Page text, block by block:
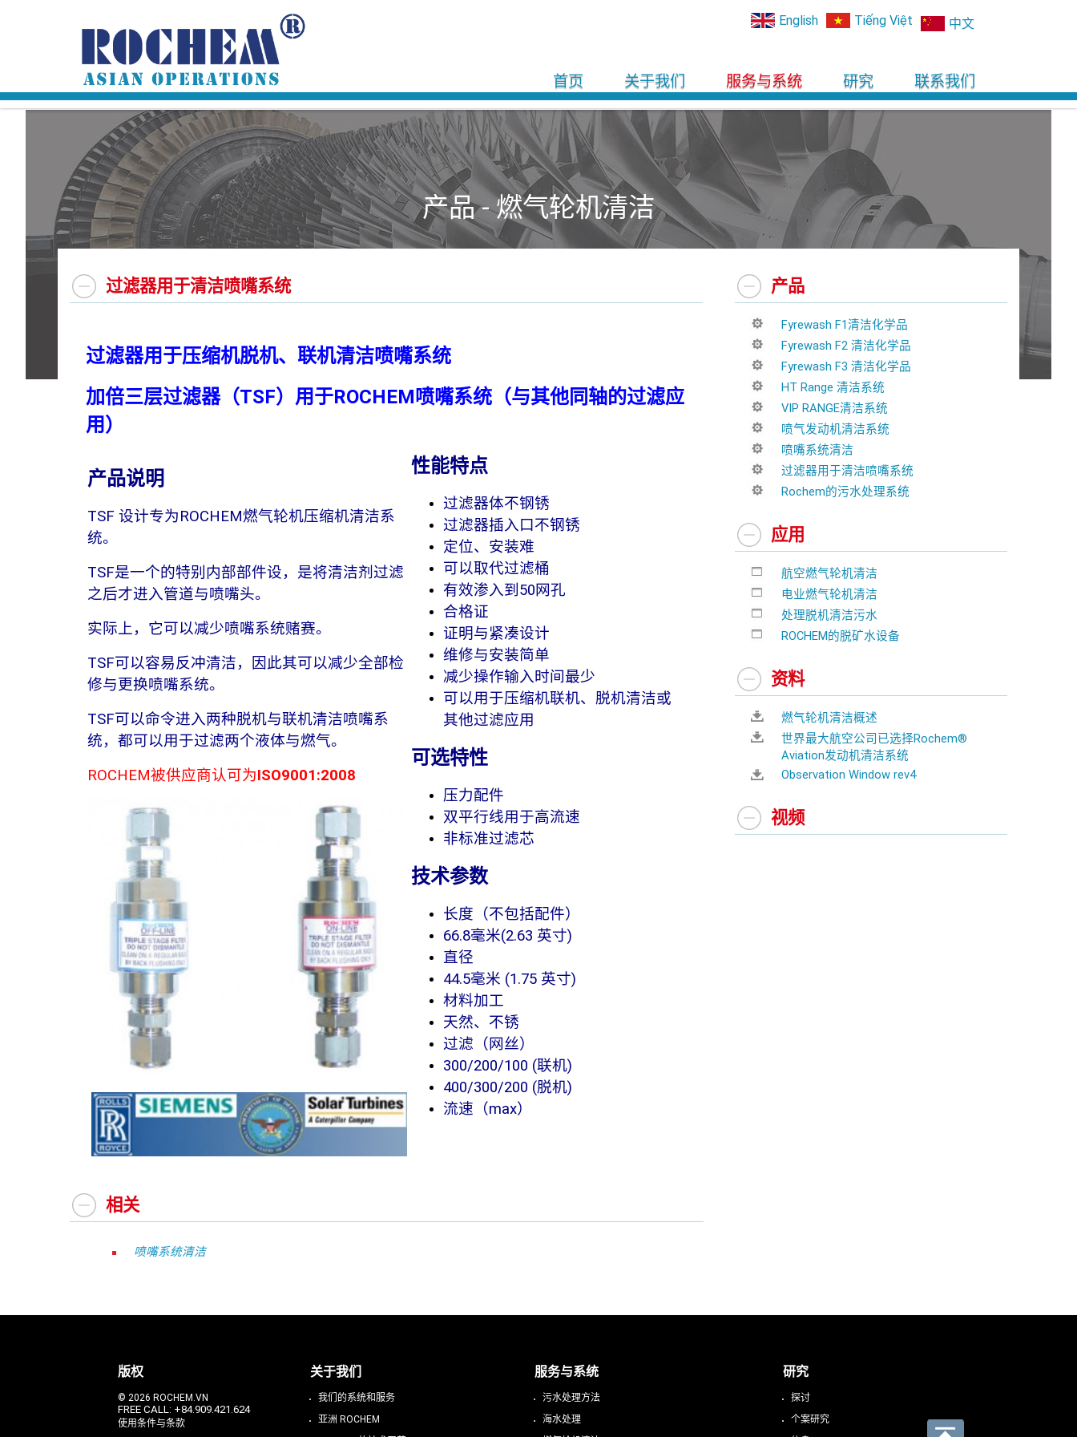
English Tiếng Việt 中文
首页 关于我们 服务与系统 研究 联系我们
产品 - 燃气轮机清洁
过滤器用于清洁喷嘴系统
过滤器用于压缩机脱机、联机清洁喷嘴系统
加倍三层过滤器（TSF）用于ROCHEM喷嘴系统（与其他同轴的过滤应
用）
产品说明
TSF 设计专为ROCHEM燃气轮机压缩机清洁系
统。
TSF是一个的特别内部部件设，是将清洁剂过滤
之后才进入管道与喷嘴头。
实际上，它可以减少喷嘴系统赌赛。
TSF可以容易反冲清洁，因此其可以减少全部检
修与更换喷嘴系统。
TSF可以命令进入两种脱机与联机清洁喷嘴系
统，都可以用于过滤两个液体与燃气。
ROCHEM被供应商认可为ISO9001:2008
性能特点
过滤器体不钢锈
过滤器插入口不钢锈
定位、安装难
可以取代过滤桶
有效渗入到50网孔
合格证
证明与紧凑设计
维修与安装简单
减少操作输入时间最少
可以用于压缩机联机、脱机清洁或
其他过滤应用
可选特性
压力配件
双平行线用于高流速
非标准过滤芯
技术参数
长度（不包括配件）
66.8毫米(2.63 英寸)
直径
44.5毫米 (1.75 英寸)
材料加工
天然、不锈
过滤（网丝）
300/200/100 (联机)
400/300/200 (脱机)
流速（max）
相关
喷嘴系统清洁
产品
Fyrewash F1清洁化学品
Fyrewash F2 清洁化学品
Fyrewash F3 清洁化学品
HT Range 清洁系统
VIP RANGE清洁系统
喷气发动机清洁系统
喷嘴系统清洁
过滤器用于清洁喷嘴系统
Rochem的污水处理系统
应用
航空燃气轮机清洁
电业燃气轮机清洁
处理脱机清洁污水
ROCHEM的脱矿水设备
资料
燃气轮机清洁概述
世界最大航空公司已选择Rochem®
Aviation发动机清洁系统
Observation Window rev4
视频
版权
© 2026 ROCHEM.VN
FREE CALL: +84.909.421.624
使用条件与条款
关于我们
我们的系统和服务
亚洲 ROCHEM
服务与系统
污水处理方法
海水处理
研究
探讨
个案研究